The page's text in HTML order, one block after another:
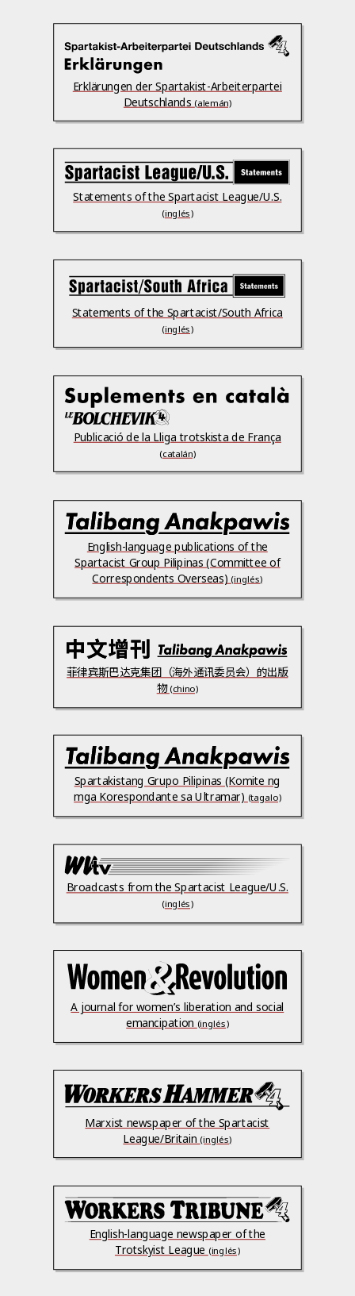
Erklärungen der Spartakist-Arbeiterpartei
Deutschlands (alemán)
Statements of the Spartacist League/U.S.
(inglés)
Statements of the Spartacist/South Africa
(inglés)
Publicació de la Lliga trotskista de França
(catalán)
English-language publications of the
Spartacist Group Pilipinas (Committee of
Correspondents Overseas) (inglés)
菲律宾斯巴达克集团（海外通讯委员会）的出版
物(chino)
Spartakistang Grupo Pilipinas (Komite ng
mga Korespondante sa Ultramar) (tagalo)
Broadcasts from the Spartacist League/U.S.
(inglés)
A journal for women’s liberation and social
emancipation (inglés)
Marxist newspaper of the Spartacist
League/Britain (inglés)
English-language newspaper of the
Trotskyist League (inglés)